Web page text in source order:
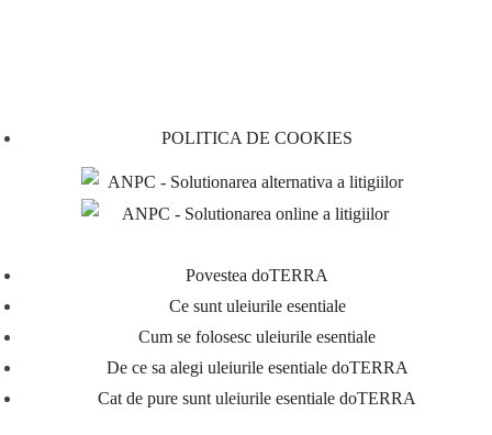
POLITICA DE COOKIES
Povestea doTERRA
Ce sunt uleiurile esentiale
Cum se folosesc uleiurile esentiale
De ce sa alegi uleiurile esentiale doTERRA
Cat de pure sunt uleiurile esentiale doTERRA